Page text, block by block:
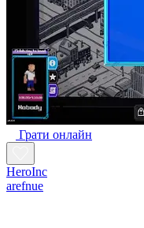
Грати онлайн
HeroInc
arefnue